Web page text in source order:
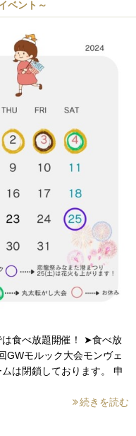
ベント～
は食べ放題開催！ ➤食べ放
モルック大会モンヴェ
は閉鎖しております。 申
続きを読む